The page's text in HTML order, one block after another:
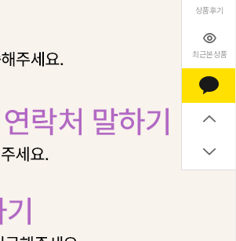
상품후기
최근본상품